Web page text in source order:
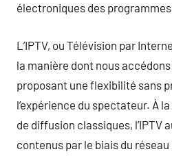
électroniques des
L’IPTV, ou Télévision par
la manière dont nous
proposant une flexibilité sans
l’expérience du spectateur. À
de diffusion classiques, l’IPTV
contenus par le biais du